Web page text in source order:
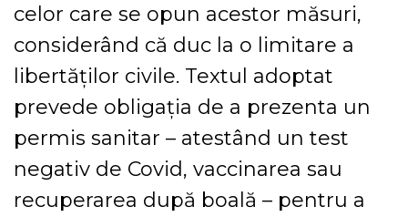
celor care se opun acestor măsuri,
considerând că duc la o limitare a
libertăţilor civile. Textul adoptat
prevede obligaţia de a prezenta un
permis sanitar – atestând un test
negativ de Covid, vaccinarea sau
recuperarea după boală – pentru a